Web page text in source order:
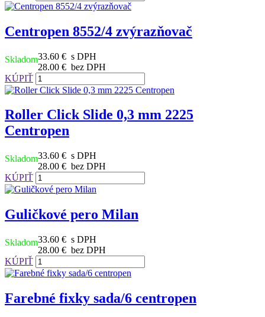
Centropen 8552/4 zvýrazňovač
Skladom33.60 € s DPH
28.00 € bez DPH
KÚPIŤ
Roller Click Slide 0,3 mm 2225
Centropen
Skladom33.60 € s DPH
28.00 € bez DPH
KÚPIŤ
Guličkové pero Milan
Skladom33.60 € s DPH
28.00 € bez DPH
KÚPIŤ
Farebné fixky sada/6 centropen